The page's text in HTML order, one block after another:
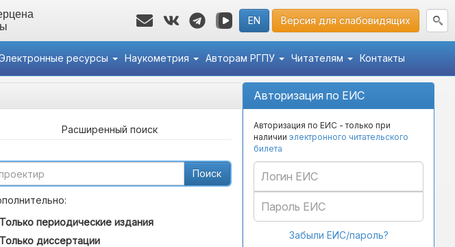
EN Версия для слабовидящих
ресурсы Наукометрия Авторам РГПУ Читателям Контакты
Авторизация по ЕИС
Авторизация по ЕИС - только при
наличии электронного читательского
билета
Забыли ЕИС/пароль?
Расширенный поиск
Поиск
Только периодические издания
Только диссертации